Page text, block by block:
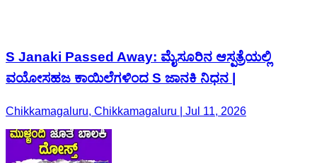
S Janaki Passed Away: ಮೈಸೂರಿನ ಆಸ್ಪತ್ರೆಯಲ್ಲಿ
ವಯೋಸಹಜ ಕಾಯಿಲೆಗಳಿಂದ S ಜಾನಕಿ ನಿಧನ |
Chikkamagaluru, Chikkamagaluru | Jul 11, 2026